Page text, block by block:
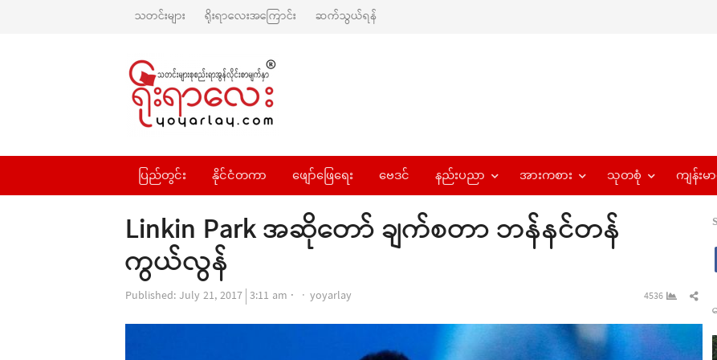
သတင်းများ ရိုးရာလေးအကြောင်း ဆက်သွယ်ရန်
ပြည်တွင်း နိုင်ငံတကာ ဖျော်ဖြေရေး ဗေဒင် နည်းပညာ အားကစား သုတစုံ ကျန်းမ
Linkin Park အဆိုတော် ချက်စတာ ဘန်နင်တန်
ကွယ်လွန်
Published:July 21, 2017 3:11 am Author
yoyarlay 4536
Share
this
post